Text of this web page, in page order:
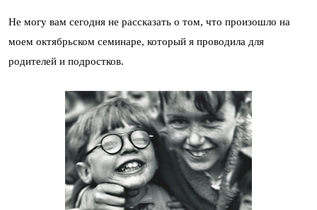
Не могу вам сегодня не рассказать о том, что произошло на
моем октябрьском семинаре, который я проводила для
родителей и подростков.